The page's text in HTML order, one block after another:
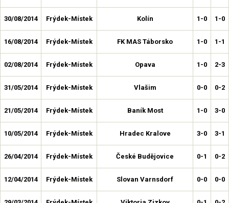
30/08/2014 Frýdek-Místek Kolín 1-0 1-0
16/08/2014 Frýdek-Místek FK MAS Táborsko 1-0 1-1
02/08/2014 Frýdek-Místek Opava 1-0 2-3
31/05/2014 Frýdek-Místek Vlašim 0-0 0-2
21/05/2014 Frýdek-Místek Baník Most 1-0 3-0
10/05/2014 Frýdek-Místek Hradec Kralove 3-0 3-1
26/04/2014 Frýdek-Místek České Budějovice 0-1 0-2
12/04/2014 Frýdek-Místek Slovan Varnsdorf 0-0 0-0